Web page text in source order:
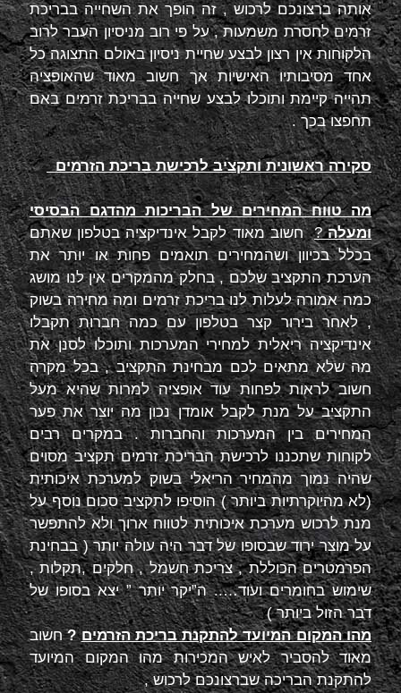
אותה ברצונכם לרכוש , זה הופך את השחייה בבריכת
זרמים לחסרת משמעות , על פי רוב מניסיון העבר לרוב
הלקוחות אין רצון לבצע שחיית ניסיון באולם התצוגה כל
אחד מסיבותיו האישיות אך חשוב מאוד שהאופציה
תהייה קיימת ותוכלו לבצע שחייה בבריכת זרמים באם
תחפצו בכך .
סקירה ראשונית ותקציב לרכישת בריכת הזרמים
מה טווח המחירים של הבריכות מהדגם הבסיסי
ומעלה?חשוב מאוד לקבל אינדיקציה בטלפון שאתם
בכלל בכיוון ושהמחירים תואמים פחות או יותר את
הערכת התקציב שלכם , בחלק מהמקרים אין לנו מושג
כמה אמורה לעלות לנו בריכת זרמים ומה מחירה בשוק
, לאחר בירור קצר בטלפון עם כמה חברות תקבלו
אינדיקציה ריאלית למחירי המערכות ותוכלו לסנן את
מה שלא מתאים לכם מבחינת התקציב , בכל מקרה
חשוב לראות לפחות עוד אופציה למרות שהיא מעל
התקציב על מנת לקבל אומדן נכון מה יוצר את פער
המחירים בין המערכות והחברות . במקרים רבים
לקוחות שתכננו לרכישת הבריכת זרמים תקציב מסוים
שהיה נמוך מהמחיר הריאלי בשוק למערכת איכותית
(לא מהיוקרתיות ביותר ) הוסיפו לתקציב סכום נוסף על
מנת לרכוש מערכת איכותית לטווח ארוך ולא להתפשר
על מוצר ירוד שבסופו של דבר היה עולה יותר ( בבחינת
הפרמטרים הכוללת , צריכת חשמל , חלקים ,תקלות ,
שימוש בחומרים ועוד….. ה”יקר יותר ” יצא בסופו של
דבר הזול ביותר )
מהו המקום המיועד להתקנת בריכת הזרמים?חשוב
מאוד להסביר לאיש המכירות מהו המקום המיועד
להתקנת הבריכה שברצונכם לרכוש ,